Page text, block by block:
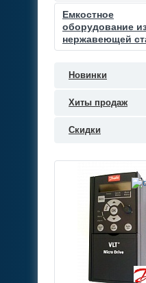
Емкостное
оборудование
нержавеющей
Новинки
Хиты продаж
Скидки